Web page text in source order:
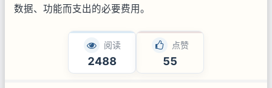
数据、功能而支出的必要费用。
阅读
2488
点赞
55